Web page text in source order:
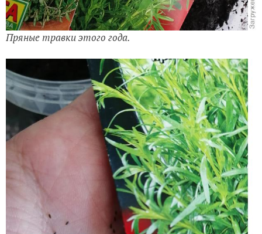
Пряные травки этого года.